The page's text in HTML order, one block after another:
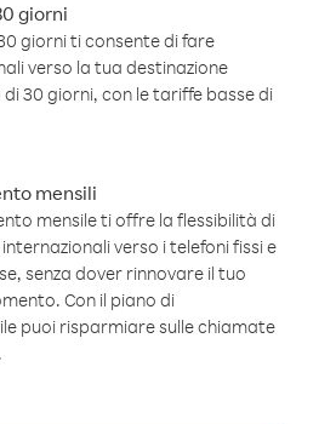
giorni
giorni ti consente di fare
verso la tua destinazione
30 giorni, con le tariffe basse di
mensili
mensile ti offre la flessibilità di
verso i telefoni fissi e
senza dover rinnovare il tuo
Con il piano di
puoi risparmiare sulle chiamate